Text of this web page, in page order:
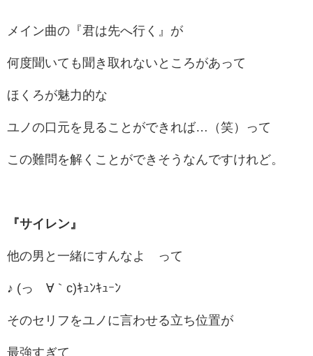
メイン曲の『君は先へ行く』が
何度聞いても聞き取れないところがあって
ほくろが魅力的な
ユノの口元を見ることができれば…（笑）って
この難問を解くことができそうなんですけれど。
『サイレン』
他の男と一緒にすんなよ って
♪ (っ´∀｀c)ｷｭﾝｷｭｰﾝ
そのセリフをユノに言わせる立ち位置が
最強すぎて